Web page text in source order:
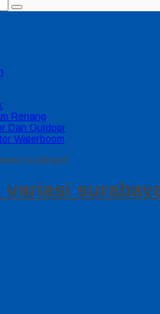
Renang
Dan Outdoor
Waterboom
surabaya"
variasi